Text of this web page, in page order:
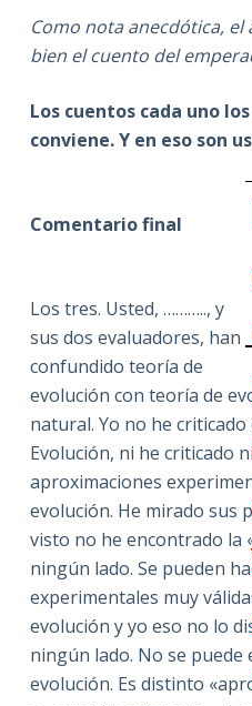
Como nota anecdótica,
bien el cuento del
Los cuentos cada uno
conviene. Y en eso son
Comentario final
Los tres. Usted, ……….., y
sus dos evaluadores, han
confundido teoría de
evolución con teoría de
natural. Yo no he
Evolución, ni he criticado
aproximaciones
evolución. He mirado sus
visto no he encontrado la
ningún lado. Se pueden
experimentales muy
evolución y yo eso no lo
ningún lado. No se puede
evolución. Es distinto